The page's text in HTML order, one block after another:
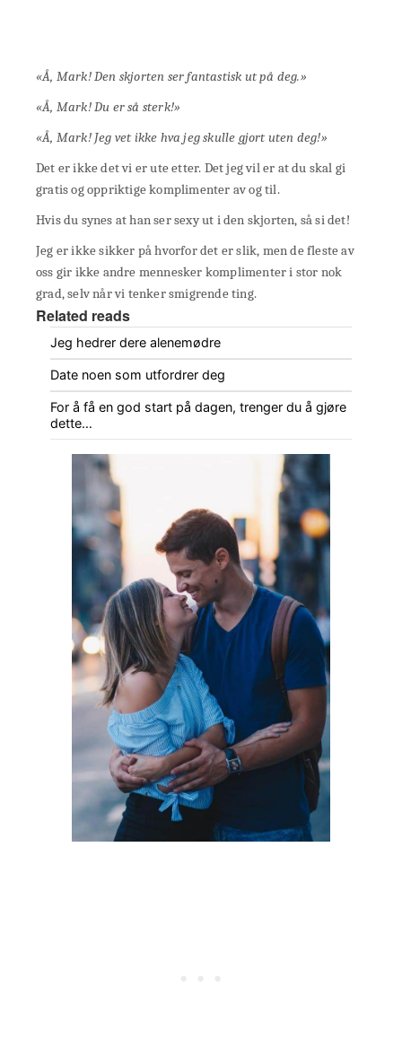
«Å, Mark! Den skjorten ser fantastisk ut på deg.»
«Å, Mark! Du er så sterk!»
«Å, Mark! Jeg vet ikke hva jeg skulle gjort uten deg!»
Det er ikke det vi er ute etter. Det jeg vil er at du skal gi
gratis og oppriktige komplimenter av og til.
Hvis du synes at han ser sexy ut i den skjorten, så si det!
Jeg er ikke sikker på hvorfor det er slik, men de fleste av
oss gir ikke andre mennesker komplimenter i stor nok
grad, selv når vi tenker smigrende ting.
Related reads
Jeg hedrer dere alenemødre
Date noen som utfordrer deg
For å få en god start på dagen, trenger du å gjøre
dette…